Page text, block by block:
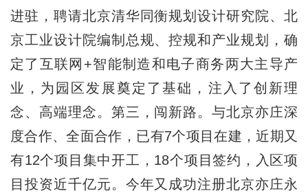
进驻，聘请北京清华同衡规划设计研究院、北
京工业设计院编制总规、控规和产业规划，确
定了互联网+智能制造和电子商务两大主导产
业，为园区发展奠定了基础，注入了创新理
念、高端理念。第三，闯新路。与北京亦庄深
度合作、全面合作，已有7个项目在建，近期又
有12个项目集中开工，18个项目签约，入区项
目投资近千亿元。今年又成功注册北京亦庄永